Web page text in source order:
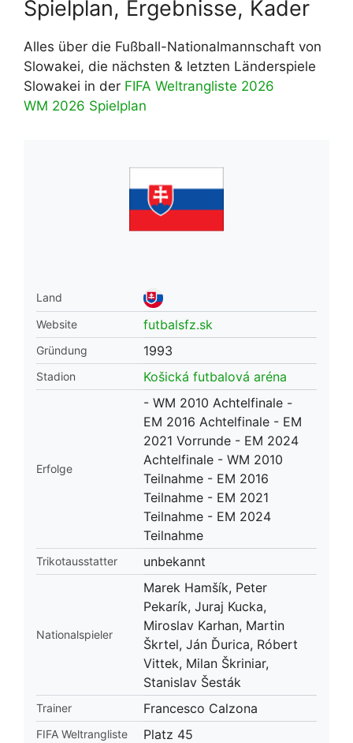
Spielplan, Ergebnisse, Kader
Alles über die Fußball-Nationalmannschaft von
Slowakei, die nächsten & letzten Länderspiele
Slowakei in der FIFA Weltrangliste 2026
WM 2026 Spielplan
Land
Website
futbalsfz.sk
Gründung 1993
Stadion Košická futbalová aréna
Erfolge
- WM 2010 Achtelfinale -
EM 2016 Achtelfinale - EM
2021 Vorrunde - EM 2024
Achtelfinale - WM 2010
Teilnahme - EM 2016
Teilnahme - EM 2021
Teilnahme - EM 2024
Teilnahme
Trikotausstatter unbekannt
Nationalspieler
Marek Hamšík, Peter
Pekarík, Juraj Kucka,
Miroslav Karhan, Martin
Škrtel, Ján Ďurica, Róbert
Vittek, Milan Škriniar,
Stanislav Šesták
Trainer Francesco Calzona
FIFA Weltrangliste Platz 45